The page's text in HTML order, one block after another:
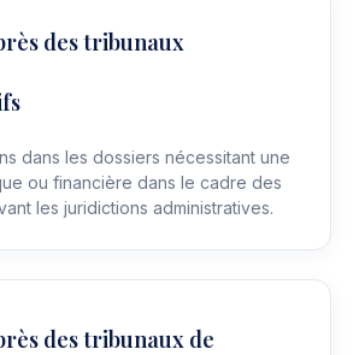
des tribunaux
dans les dossiers nécessitant une
ou financière dans le cadre des
les juridictions administratives.
des tribunaux de